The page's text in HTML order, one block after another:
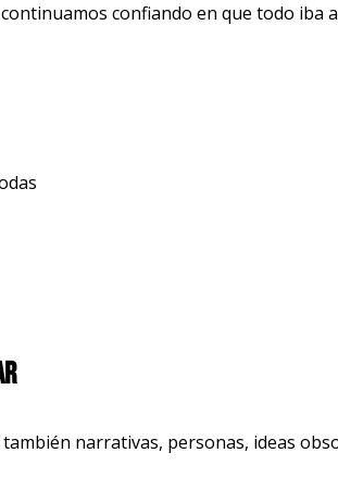
confiando en que todo iba
narrativas, personas, ideas